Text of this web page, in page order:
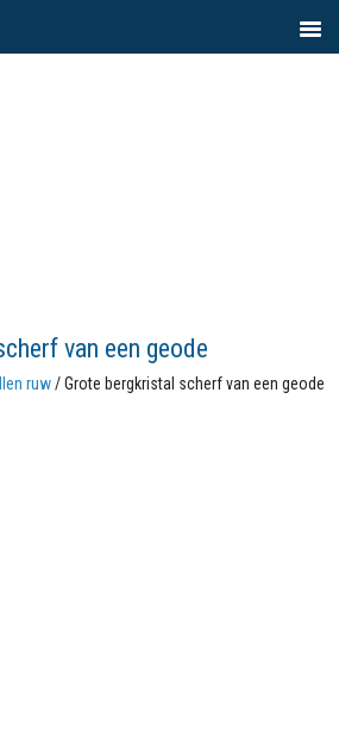
van een geode
ruw/ Grote bergkristal scherf van een geode